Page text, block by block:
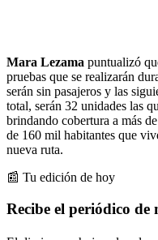
Mara Lezama puntualizó
pruebas que se realizarán
serán sin pasajeros y las
total, serán 32 unidades las
brindando cobertura a más
de 160 mil habitantes que
nueva ruta.
📰 Tu edición de hoy
Recibe el periódico de